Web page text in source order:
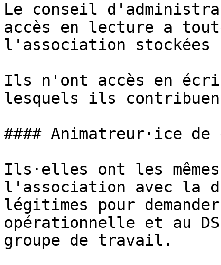
Le conseil
accès en lecture a
l'association stockées
Ils n'ont accès en
lesquels ils
#### Animatreur·ice
Ils·elles ont les mêmes
l'association avec la
légitimes pour
opérationnelle et au
groupe de travail.